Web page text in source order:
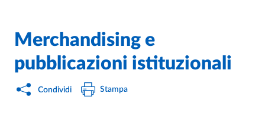
Merchandising e
pubblicazioni istituzionali
Condividi Stampa